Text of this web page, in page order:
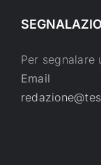
Per segnalare
Email